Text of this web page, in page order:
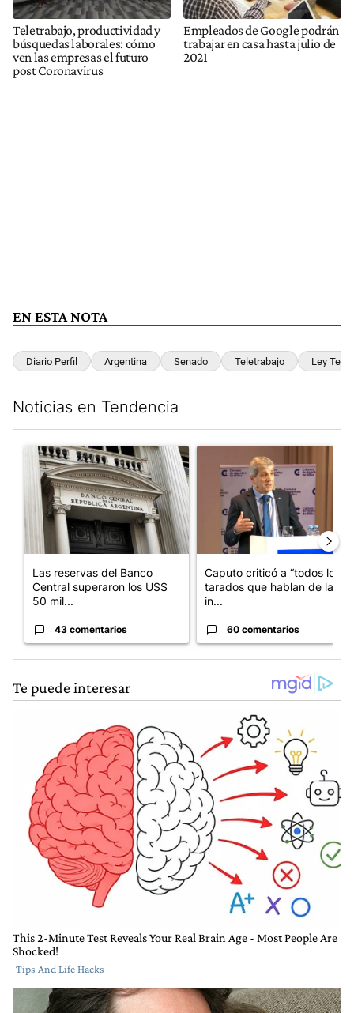
Teletrabajo, productividad y
búsquedas laborales: cómo
ven las empresas el futuro
post Coronavirus
Empleados de Google podrán
trabajar en casa hasta julio de
2021
EN ESTA NOTA
Diario Perfil Argentina Senado Teletrabajo Ley
Noticias en Tendencia
Un artículo de tendencia con el título "Las reservas del Banco
Las reservas del Banco
Central superaron los US$
50 mil...
43 comentarios
Caputo criticó a “todos los
tarados que hablan de la
in...
60 comentarios